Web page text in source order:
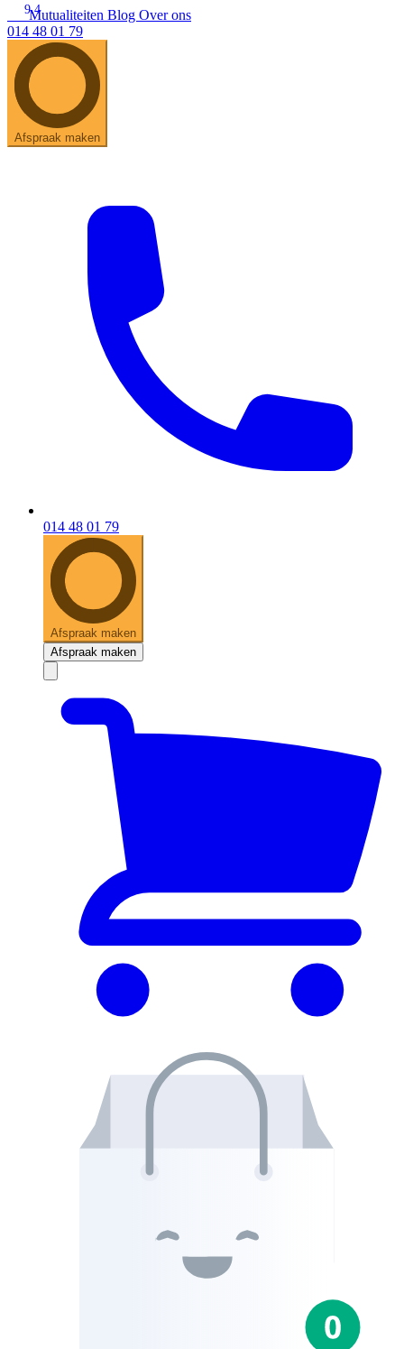
Zoeken
Snel zoeken
Hoorapparaatbatterijen
ReSound Vivia
Oticon IntentSignia Silk
9.4
Mutualiteiten Blog Over ons
014 48 01 79
Afspraak maken
014 48 01 79
Afspraak maken
Afspraak maken